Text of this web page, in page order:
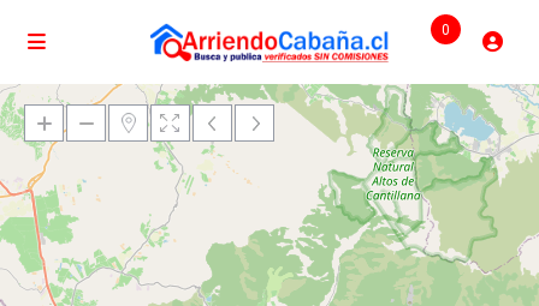
0
Cargando mapas